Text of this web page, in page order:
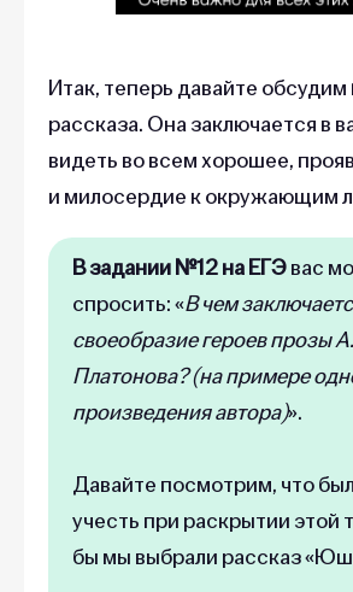
Итак, теперь давайте обсудим
рассказа. Она заключается в
видеть во всем хорошее,
и милосердие к окружающим
В задании №12 на ЕГЭвас
спросить: «В чем
своеобразие героев прозы
Платонова? (на примере
произведения автора)».
Давайте посмотрим, что
учесть при раскрытии этой
бы мы выбрали рассказ